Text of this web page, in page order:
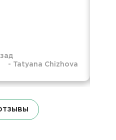
- Tatyana Chizhova